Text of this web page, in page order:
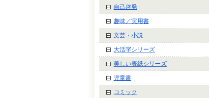
自己啓発
趣味／実用書
文芸・小説
大活字シリーズ
美しい表紙シリーズ
児童書
コミック